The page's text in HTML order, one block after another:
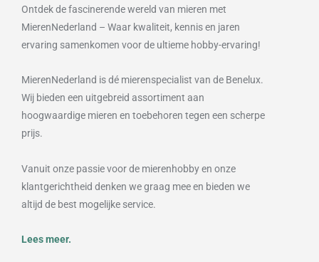
Ontdek de fascinerende wereld van mieren met
MierenNederland – Waar kwaliteit, kennis en jaren
ervaring samenkomen voor de ultieme hobby-ervaring!
MierenNederland is dé mierenspecialist van de Benelux.
Wij bieden een uitgebreid assortiment aan
hoogwaardige mieren en toebehoren tegen een scherpe
prijs.
Vanuit onze passie voor de mierenhobby en onze
klantgerichtheid denken we graag mee en bieden we
altijd de best mogelijke service.
Lees meer.